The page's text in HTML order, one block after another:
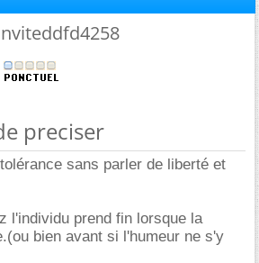
preciser
sans parler de liberté et
l'individu prend fin lorsque la
bien avant si l'humeur ne s'y